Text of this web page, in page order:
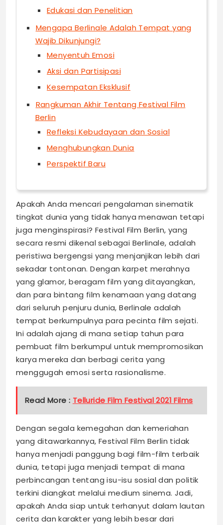
Edukasi dan Penelitian
Mengapa Berlinale Adalah Tempat yang
Wajib Dikunjungi?
Menyentuh Emosi
Aksi dan Partisipasi
Kesempatan Eksklusif
Rangkuman Akhir Tentang Festival Film
Berlin
Refleksi Kebudayaan dan Sosial
Menghubungkan Dunia
Perspektif Baru
Apakah Anda mencari pengalaman sinematik
tingkat dunia yang tidak hanya menawan tetapi
juga menginspirasi? Festival Film Berlin, yang
secara resmi dikenal sebagai Berlinale, adalah
peristiwa bergengsi yang menjanjikan lebih dari
sekadar tontonan. Dengan karpet merahnya
yang glamor, beragam film yang ditayangkan,
dan para bintang film kenamaan yang datang
dari seluruh penjuru dunia, Berlinale adalah
tempat berkumpulnya para pecinta film sejati.
Ini adalah ajang di mana setiap tahun para
pembuat film berkumpul untuk mempromosikan
karya mereka dan berbagi cerita yang
menggugah emosi serta rasionalisme.
Read More : Telluride Film Festival 2021 Films
Dengan segala kemegahan dan kemeriahan
yang ditawarkannya, Festival Film Berlin tidak
hanya menjadi panggung bagi film-film terbaik
dunia, tetapi juga menjadi tempat di mana
perbincangan tentang isu-isu sosial dan politik
terkini diangkat melalui medium sinema. Jadi,
apakah Anda siap untuk terhanyut dalam lautan
cerita dan karakter yang lebih besar dari